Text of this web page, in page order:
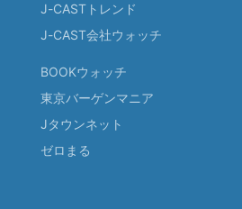
J-CASTトレンド
J-CAST会社ウォッチ
BOOKウォッチ
東京バーゲンマニア
Jタウンネット
ゼロまる